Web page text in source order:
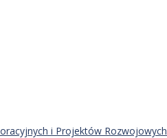
i Projektów Rozwojowych